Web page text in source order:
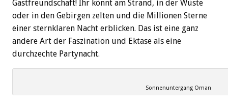
Gastfreundschaft! Ihr könnt am Strand, in der Wüste
oder in den Gebirgen zelten und die Millionen Sterne
einer sternklaren Nacht erblicken. Das ist eine ganz
andere Art der Faszination und Ektase als eine
durchzechte Partynacht.
Sonnenuntergang Oman